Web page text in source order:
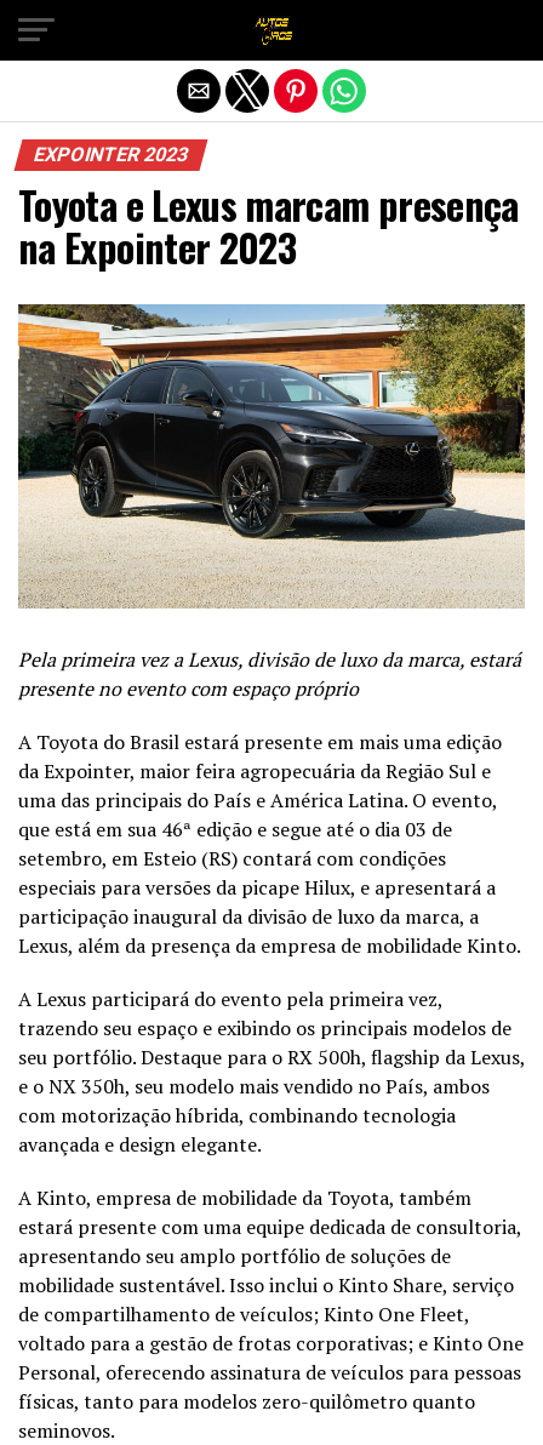
EXPOINTER 2023
Toyota e Lexus marcam presença
na Expointer 2023
Pela primeira vez a Lexus, divisão de luxo da marca, estará
presente no evento com espaço próprio
A Toyota do Brasil estará presente em mais uma edição
da Expointer, maior feira agropecuária da Região Sul e
uma das principais do País e América Latina. O evento,
que está em sua 46ª edição e segue até o dia 03 de
setembro, em Esteio (RS) contará com condições
especiais para versões da picape Hilux, e apresentará a
participação inaugural da divisão de luxo da marca, a
Lexus, além da presença da empresa de mobilidade Kinto.
A Lexus participará do evento pela primeira vez,
trazendo seu espaço e exibindo os principais modelos de
seu portfólio. Destaque para o RX 500h, flagship da Lexus,
e o NX 350h, seu modelo mais vendido no País, ambos
com motorização híbrida, combinando tecnologia
avançada e design elegante.
A Kinto, empresa de mobilidade da Toyota, também
estará presente com uma equipe dedicada de consultoria,
apresentando seu amplo portfólio de soluções de
mobilidade sustentável. Isso inclui o Kinto Share, serviço
de compartilhamento de veículos; Kinto One Fleet,
voltado para a gestão de frotas corporativas; e Kinto One
Personal, oferecendo assinatura de veículos para pessoas
físicas, tanto para modelos zero-quilômetro quanto
seminovos.
Sair da versão mobile